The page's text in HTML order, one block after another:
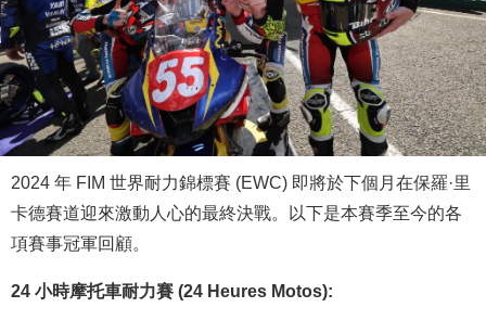
2024 年 FIM 世界耐力錦標賽 (EWC) 即將於下個月在保羅·里
卡德賽道迎來激動人心的最終決戰。以下是本賽季至今的各
項賽事冠軍回顧。
24 小時摩托車耐力賽 (24 Heures Motos):